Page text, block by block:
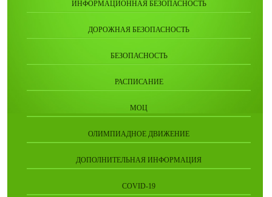
ИНФОРМАЦИОННАЯ БЕЗОПАСНОСТЬ
ДОРОЖНАЯ БЕЗОПАСНОСТЬ
БЕЗОПАСНОСТЬ
РАСПИСАНИЕ
МОЦ
ОЛИМПИАДНОЕ ДВИЖЕНИЕ
ДОПОЛНИТЕЛЬНАЯ ИНФОРМАЦИЯ
COVID-19